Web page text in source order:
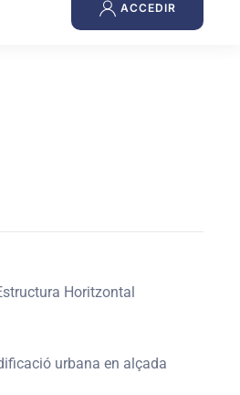
ACCEDIR
Horitzontal
urbana en alçada